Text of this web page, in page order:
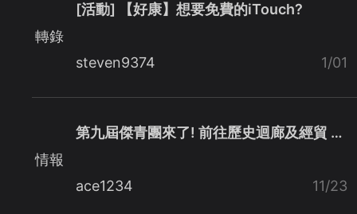
轉錄
[活動] 【好康】想要免費的iTouch?
steven9374 1/01
情報
第九屆傑青團來了! 前往歷史迴廊及經貿 …
ace1234 11/23